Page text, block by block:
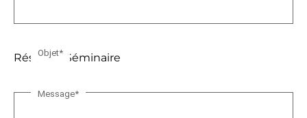
Objet*
Message*